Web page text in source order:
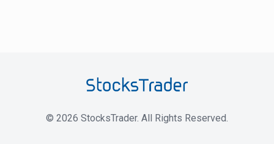
© 2026 StocksTrader. All Rights Reserved.